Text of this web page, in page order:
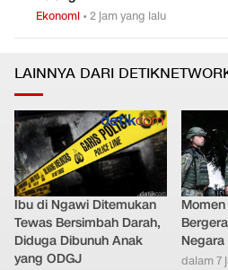
Ekonomi •2 jam yang lalu
LAINNYA DARI
Ibu di Ngawi Ditemukan
Tewas Bersimbah Darah,
Diduga Dibunuh Anak
yang ODGJ
dalam 7